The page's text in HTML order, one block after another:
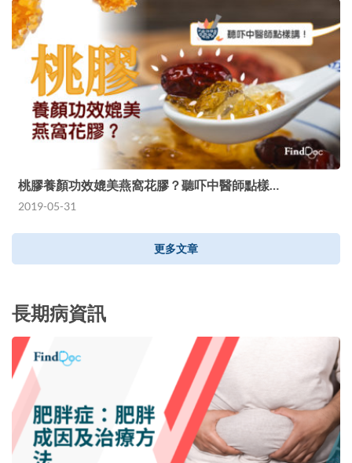
桃膠養顏功效媲美燕窩花膠？聽吓中醫師點樣…
2019-05-31
更多文章
長期病資訊